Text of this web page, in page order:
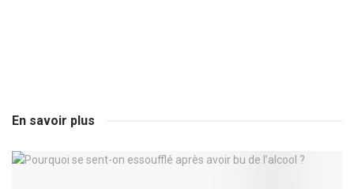
En savoir plus